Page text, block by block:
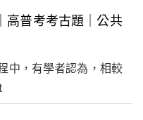
高普考考古題｜公共
中，有學者認為，相較